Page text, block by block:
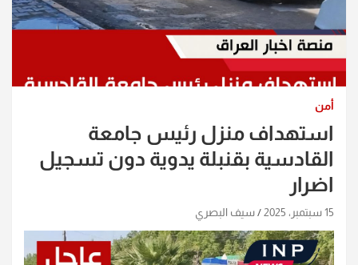
أمن
استهداف منزل رئيس جامعة
القادسية بقنبلة يدوية دون تسجيل
اضرار
15 سبتمبر، 2025 سيف البصري